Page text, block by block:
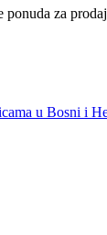
za
u Bosni i